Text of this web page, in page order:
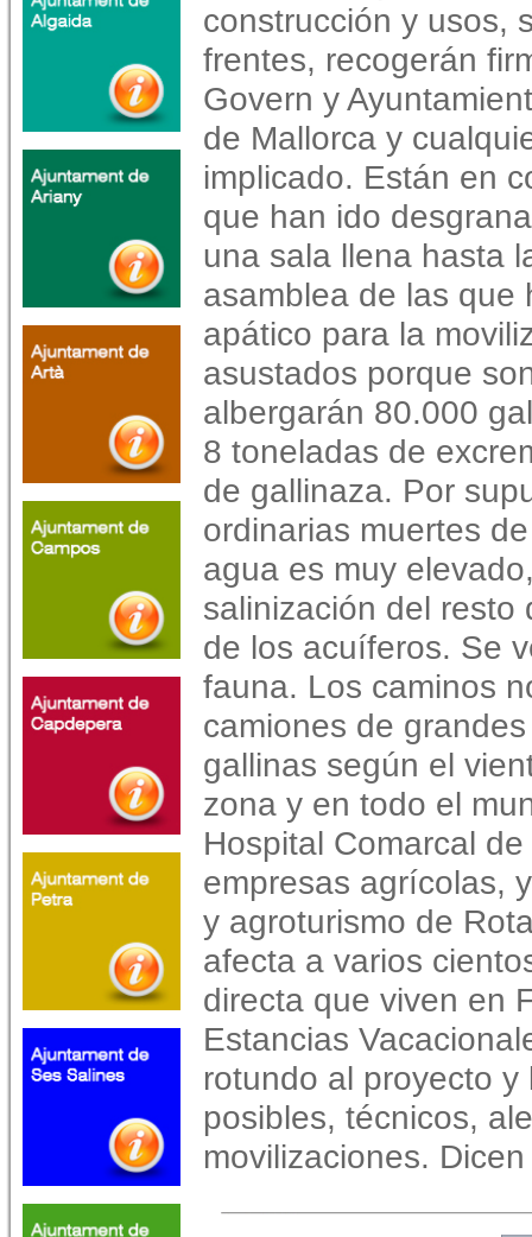
construcción y usos,
frentes, recogerán
Govern y
de Mallorca y
implicado. Están en
que han ido
una sala llena hasta
asamblea de las que
apático para la
asustados porque
albergarán 80.000
8 toneladas de
de gallinaza. Por
ordinarias muertes
agua es muy
salinización del resto
de los acuíferos. Se
fauna. Los caminos
camiones de
gallinas según el
zona y en todo el
Hospital Comarcal
empresas agrícolas,
y agroturismo de
afecta a varios
directa que viven en
Estancias
rotundo al proyecto
posibles, técnicos,
movilizaciones.